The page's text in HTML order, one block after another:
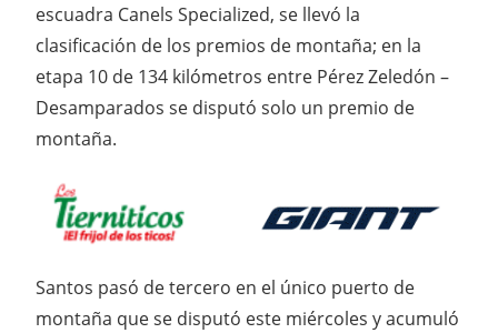
escuadra Canels Specialized, se llevó la
clasificación de los premios de montaña; en la
etapa 10 de 134 kilómetros entre Pérez Zeledón –
Desamparados se disputó solo un premio de
montaña.
Santos pasó de tercero en el único puerto de
montaña que se disputó este miércoles y acumuló